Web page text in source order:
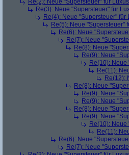
Re(2): Neue "Supersteuer" für
Re(3): Neue "Supersteuer" für
Re(4): Neue "Supersteuer" für
Re(5): Neue "Supersteuer"
Re(6): Neue
Re(7): Neue
Re(8): Neue
Re(9): Neue
Re(10):
Re(11):
Re(12):
Re(8): Neue
Re(9): Neue
Re(9): Neue
Re(8): Neue
Re(9): Neue
Re(10):
Re(11):
Re(6): Neue
Re(7): Neue